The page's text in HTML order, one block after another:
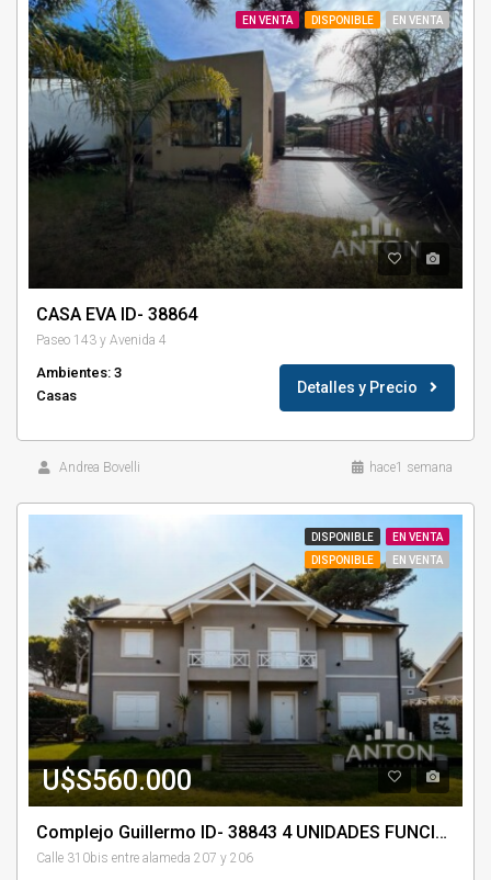
EN VENTA DISPONIBLE EN VENTA
CASA EVA ID- 38864
Paseo 143 y Avenida 4
Ambientes: 3
Casas
Detalles y Precio
Andrea Bovelli hace1 semana
DISPONIBLE
EN VENTA
DISPONIBLE
EN VENTA
U$S560.000
Complejo Guillermo ID- 38843 4 UNIDADES FUNCIONALES
Calle 310bis entre alameda 207 y 206